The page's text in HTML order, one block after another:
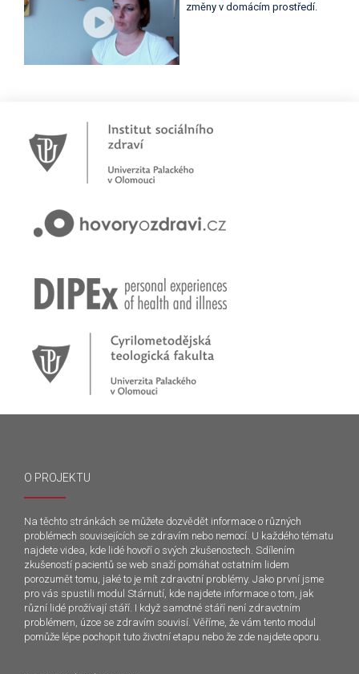
změny v domácím prostředí.
O PROJEKTU
Na těchto stránkách se můžete dozvědět informace o různých
problémech souvisejících se zdravím nebo nemocí. U každého tématu
najdete videa, kde lidé hovoří o svých zkušenostech. Sdílením
zkušeností pacientů se web snaží pomáhat ostatním lidem
porozumět tomu, jaké to je mít zdravotní problémy. Jako první jsme
pro vás spustili modul Stárnutí, kde najdete informace o tom, jak
různí lidé prožívají stáří. I když samotné stáří není zdravotním
problémem, úzce se zdravím souvisí. Věříme, že vám tento modul
pomůže lépe pochopit tuto životní etapu nebo že zde najdete oporu.